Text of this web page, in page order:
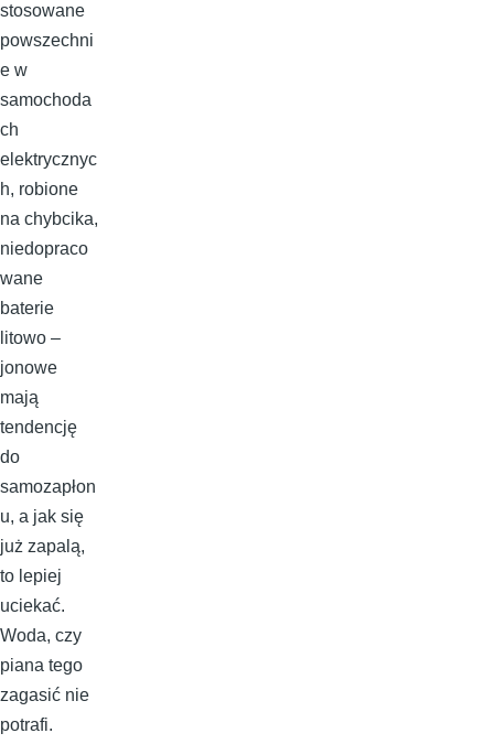
stosowane
powszechni
e w
samochoda
ch
elektrycznyc
h, robione
na chybcika,
niedopraco
wane
baterie
litowo –
jonowe
mają
tendencję
do
samozapłon
u, a jak się
już zapalą,
to lepiej
uciekać.
Woda, czy
piana tego
zagasić nie
potrafi.